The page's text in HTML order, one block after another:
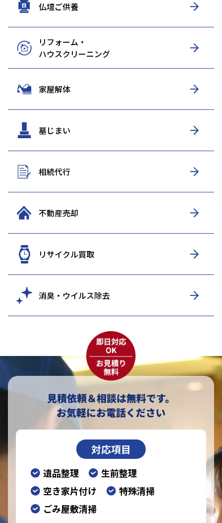
仏壇ご供養
リフォーム・
ハウスクリーニング
家屋解体
墓じまい
相続代行
不動産売却
リサイクル買取
消臭・ウイルス除去
見積依頼＆相談は無料です。
お気軽にお電話ください
対応項目
遺品整理
生前整理
空き家片付け
特殊清掃
ごみ屋敷清掃